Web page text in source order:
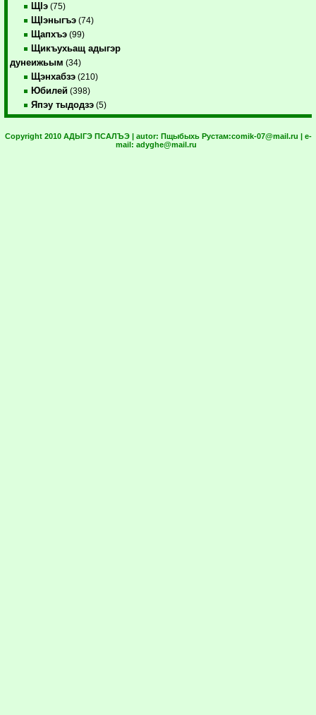
ЩIэ (75)
ЩIэныгъэ (74)
Щапхъэ (99)
Щикъухьащ адыгэр
дунеижьым (34)
Щэнхабзэ (210)
Юбилей (398)
Япэу тыдодзэ (5)
Copyright 2010 АДЫГЭ ПСАЛЪЭ | autor: Пщыбыхь Рустам:comik-07@mail.ru | e-
mail: adyghe@mail.ru